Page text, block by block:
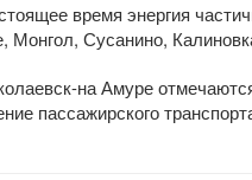
время энергия
Монгол, Сусанино,
на Амуре
пассажирского